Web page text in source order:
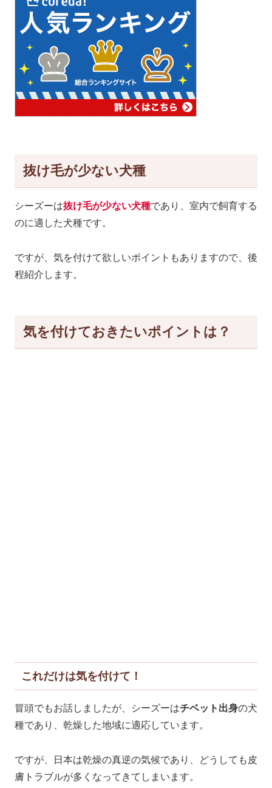
抜け毛が少ない犬種
シーズーは抜け毛が少ない犬種であり、室内で飼育する
のに適した犬種です。
ですが、気を付けて欲しいポイントもありますので、後
程紹介します。
気を付けておきたいポイントは？
これだけは気を付けて！
冒頭でもお話しましたが、シーズーはチベット出身の犬
種であり、乾燥した地域に適応しています。
ですが、日本は乾燥の真逆の気候であり、どうしても皮
膚トラブルが多くなってきてしまいます。